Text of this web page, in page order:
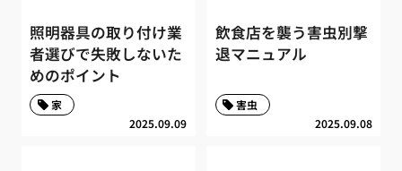
照明器具の取り付け業
者選びで失敗しないた
めのポイント
2025.09.09
家
飲食店を襲う害虫別撃
退マニュアル
2025.09.08
害虫